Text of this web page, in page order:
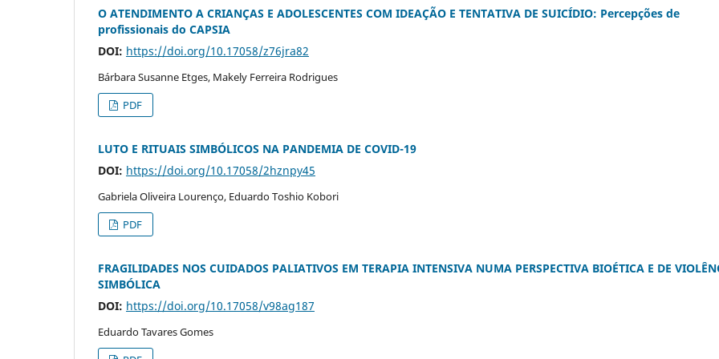
O ATENDIMENTO A CRIANÇAS E ADOLESCENTES COM IDEAÇÃO E TENTATIVA DE SUICÍDIO: Percepções de
profissionais do CAPSIA
DOI: https://doi.org/10.17058/z76jra82
Bárbara Susanne Etges, Makely Ferreira Rodrigues
PDF
LUTO E RITUAIS SIMBÓLICOS NA PANDEMIA DE COVID-19
DOI: https://doi.org/10.17058/2hznpy45
Gabriela Oliveira Lourenço, Eduardo Toshio Kobori
PDF
FRAGILIDADES NOS CUIDADOS PALIATIVOS EM TERAPIA INTENSIVA NUMA PERSPECTIVA BIOÉTICA E DE
SIMBÓLICA
DOI: https://doi.org/10.17058/v98ag187
Eduardo Tavares Gomes